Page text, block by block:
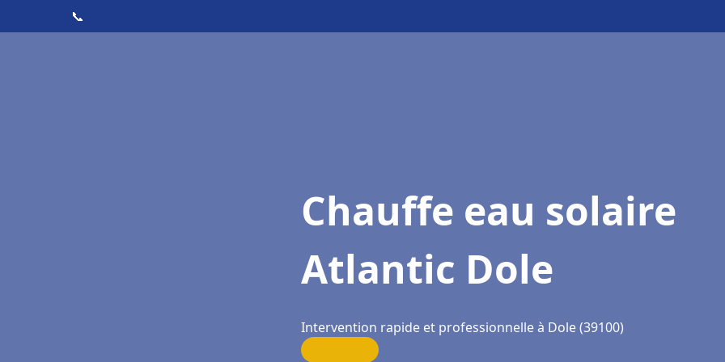
📞
Chauffe eau solaire
Atlantic Dole
Intervention rapide et professionnelle à Dole (39100)